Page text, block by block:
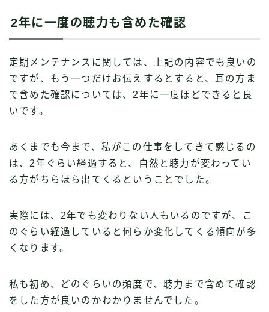
2年に一度の聴力も含めた確認
定期メンテナンスに関しては、上記の内容でも良いの
ですが、もう一つだけお伝えするとすると、耳の方ま
で含めた確認については、2年に一度ほどできると良
いです。
あくまでも今まで、私がこの仕事をしてきて感じるの
は、2年ぐらい経過すると、自然と聴力が変わってい
る方がちらほら出てくるということでした。
実際には、2年でも変わりない人もいるのですが、こ
のぐらい経過していると何らか変化してくる傾向が多
くなります。
私も初め、どのぐらいの頻度で、聴力まで含めて確認
をした方が良いのかわかりませんでした。